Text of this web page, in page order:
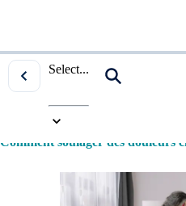
Select...
Accueil
Comment soulager des douleurs